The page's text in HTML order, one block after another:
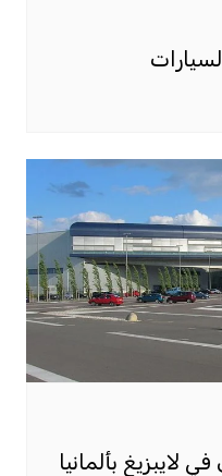
لايبزيغ بألمانيا